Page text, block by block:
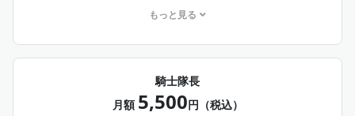
☆お名前読み上げについて
ックネームです。
※公序良俗に反したり、他社様の権利を侵害するお名前な
どの場合、掲出しない場合もございます。
もっと見る
騎士隊長
月額 5,500円（税込）